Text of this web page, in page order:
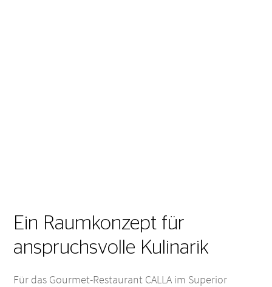
Ein Raumkonzept für
anspruchsvolle Kulinarik
Für das Gourmet-Restaurant CALLA im Superior